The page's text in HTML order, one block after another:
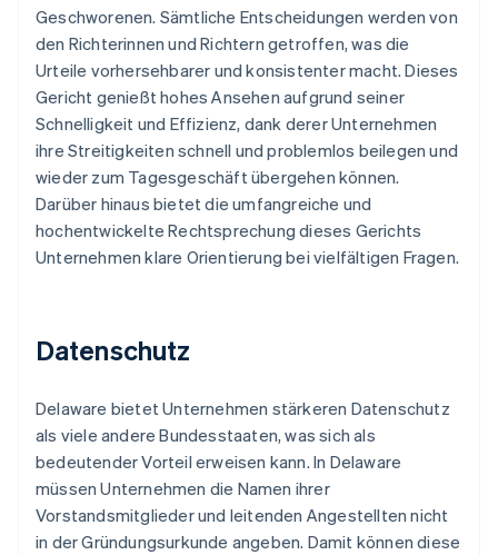
Geschworenen. Sämtliche Entscheidungen werden von
den Richterinnen und Richtern getroffen, was die
Urteile vorhersehbarer und konsistenter macht. Dieses
Gericht genießt hohes Ansehen aufgrund seiner
Schnelligkeit und Effizienz, dank derer Unternehmen
ihre Streitigkeiten schnell und problemlos beilegen und
wieder zum Tagesgeschäft übergehen können.
Darüber hinaus bietet die umfangreiche und
hochentwickelte Rechtsprechung dieses Gerichts
Unternehmen klare Orientierung bei vielfältigen Fragen.
Datenschutz
Delaware bietet Unternehmen stärkeren Datenschutz
als viele andere Bundesstaaten, was sich als
bedeutender Vorteil erweisen kann. In Delaware
müssen Unternehmen die Namen ihrer
Vorstandsmitglieder und leitenden Angestellten nicht
in der Gründungsurkunde angeben. Damit können diese